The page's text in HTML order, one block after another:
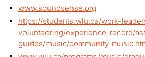
www.soundsense.org
https://students.wlu.ca/work-
volunteering/experience-record/
guides/music/community-